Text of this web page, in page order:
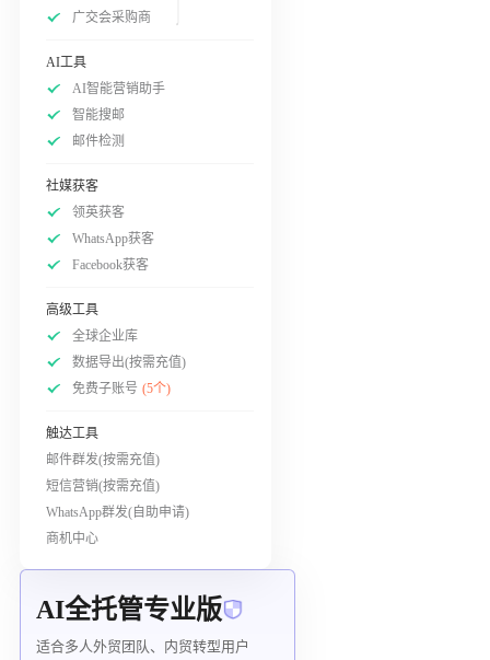
广交会采购商
AI工具
AI智能营销助手
智能搜邮
邮件检测
社媒获客
领英获客
WhatsApp获客
Facebook获客
高级工具
全球企业库
数据导出(按需充值)
免费子账号 (5个)
触达工具
邮件群发(按需充值)
短信营销(按需充值)
WhatsApp群发(自助申请)
商机中心
AI全托管专业版
适合多人外贸团队、内贸转型用户